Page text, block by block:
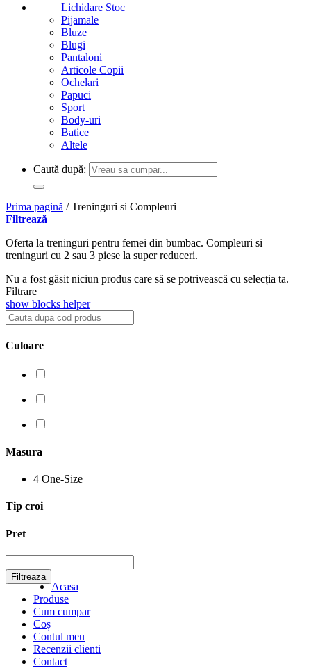
Lichidare Stoc
Pijamale
Bluze
Blugi
Pantaloni
Articole Copii
Ochelari
Papuci
Sport
Body-uri
Batice
Altele
Caută după:
Prima pagină /Treninguri si Compleuri
Filtrează
Oferta la treninguri pentru femei din bumbac. Compleuri si
treninguri cu 2 sau 3 piese la super reduceri.
Nu a fost găsit niciun produs care să se potrivească cu selecția ta.
Filtrare
show blocks helper
Culoare
Masura
4 One-Size
Tip croi
Pret
Filtreaza
Acasa
Produse
Cum cumpar
Coș
Contul meu
Recenzii clienti
Contact